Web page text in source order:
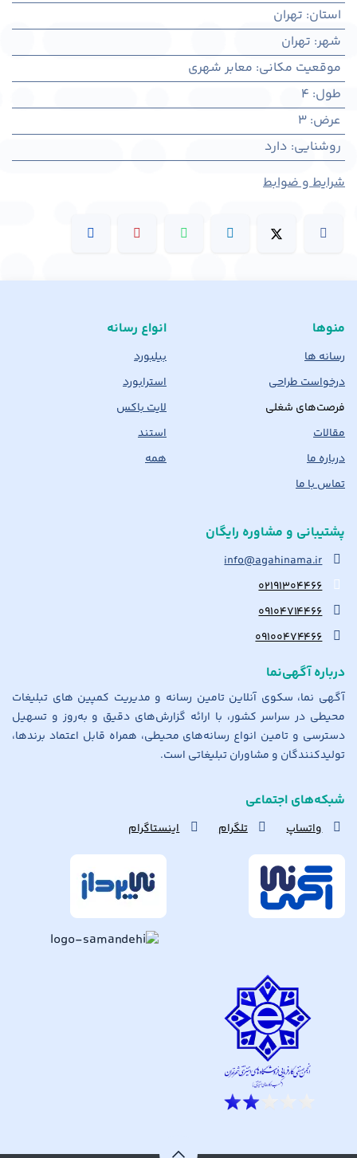
استان: تهران
شهر: تهران
موقعیت مکانی: معابر شهری
طول:
4
عرض:
3
روشنایی: دارد
شرایط و ضوابط
منوها
رسانه ها
درخواست طراحی
فرصت‌های شغلی
مقالات
درباره ما
تماس با ما
انواع رسانه
بیلبورد
استرابورد
لایت باکس
استند
همه
پشتیبانی و مشاوره رایگان
info@agahinama.ir
۰۲۱۹۱۳۰۴۴۶۶
۰۹۱۰۴۷۱۴۴۶۶
۰۹۱۰۰۴۷۴۴۶۶
درباره آگهی‌نما
آگهی نما، سکوی آنلاین تامین رسانه و مدیریت کمپین های تبلیغات
محیطی در سراسر کشور، با ارائه گزارش‌های دقیق و به‌روز و تسهیل
دسترسی و تامین انواع رسانه‌های محیطی، همراه قابل اعتماد برندها،
تولیدکنندگان و مشاوران تبلیغاتی است.
شبکه‌های اجتماعی
واتساپ تلگرام اینستاگرام